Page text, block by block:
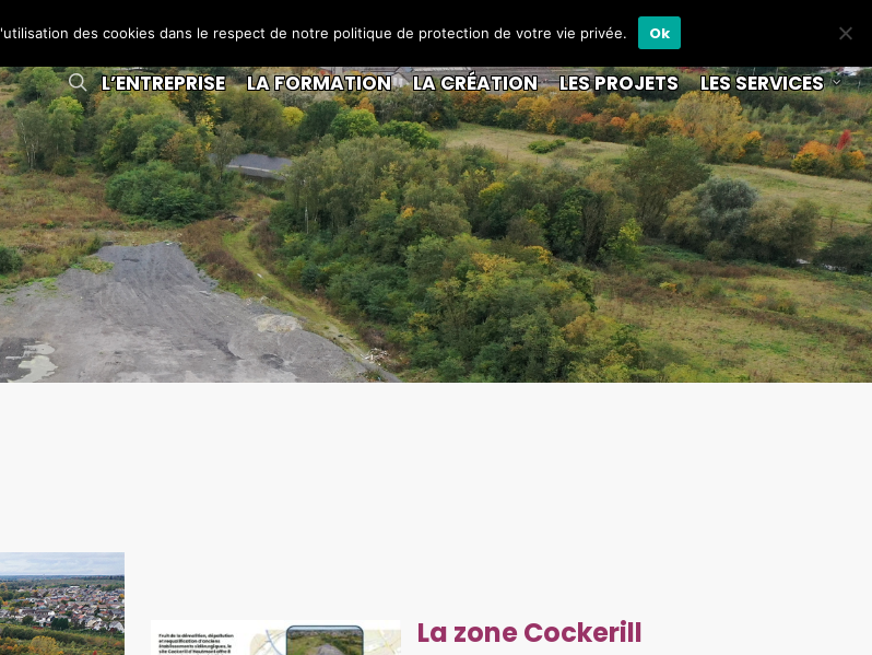
L’ENTREPRISE LA FORMATION LA CRÉATION LES PROJETS LES SERVICES
La zone Cockerill
des cookies dans le respect de notre politique de protection de votre vie privée. Ok